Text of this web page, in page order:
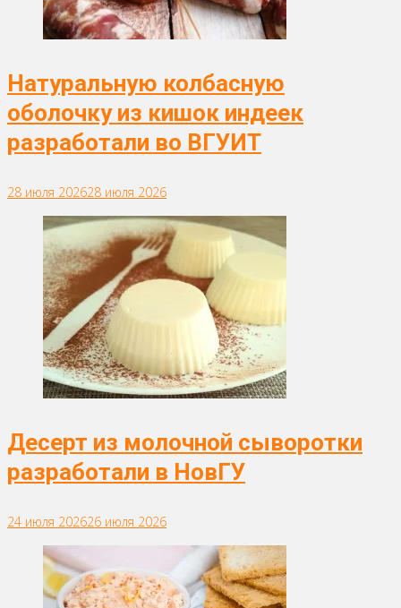
Натуральную колбасную
оболочку из кишок индеек
разработали во ВГУИТ
28 июля 202628 июля 2026
Десерт из молочной сыворотки
разработали в НовГУ
24 июля 202626 июля 2026